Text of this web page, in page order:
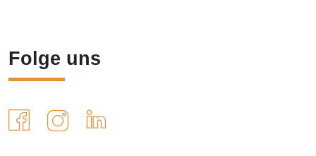
Folge uns